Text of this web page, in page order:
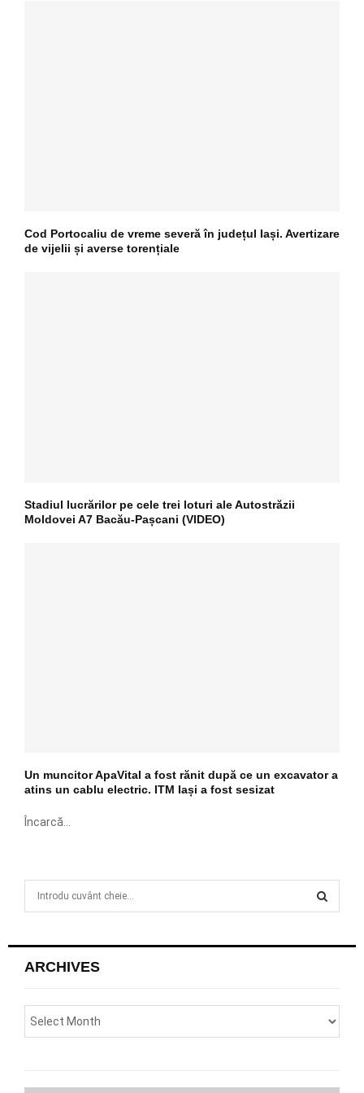
Cod Portocaliu de vreme severă în județul Iași. Avertizare
de vijelii și averse torențiale
Stadiul lucrărilor pe cele trei loturi ale Autostrăzii
Moldovei A7 Bacău-Pașcani (VIDEO)
Un muncitor ApaVital a fost rănit după ce un excavator a
atins un cablu electric. ITM Iași a fost sesizat
Încarcă...
h
o
:
ARCHIVES